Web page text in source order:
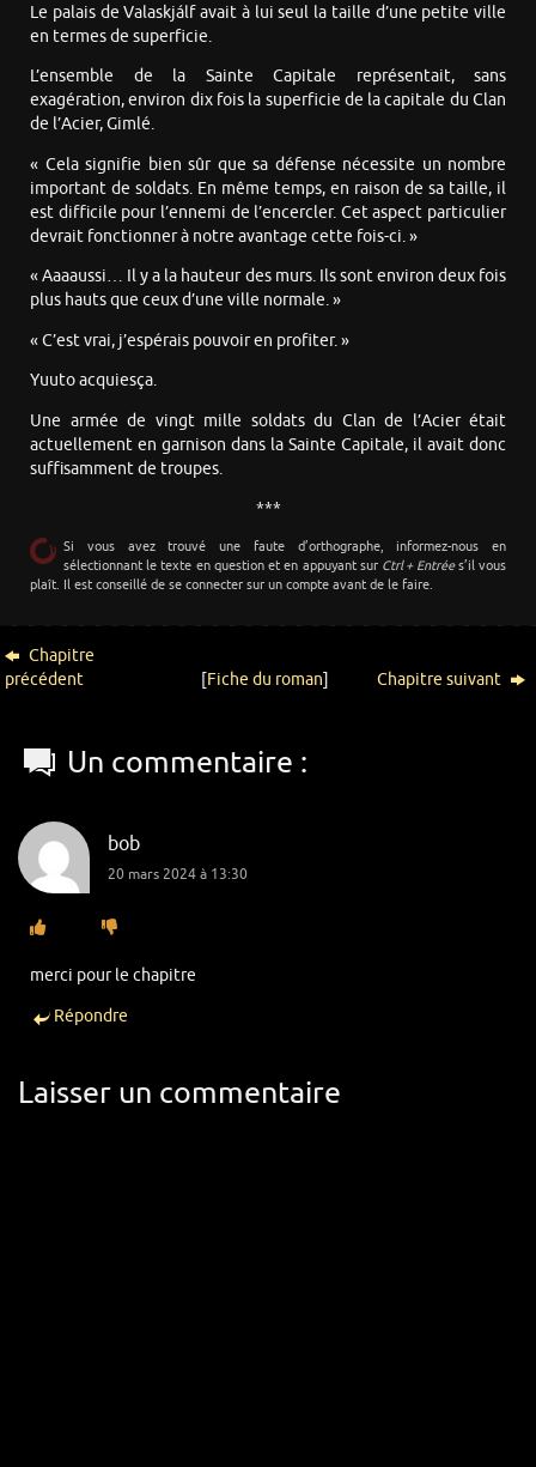
Le palais de Valaskjálf avait à lui seul la taille d’une petite ville
en termes de superficie.
L’ensemble de la Sainte Capitale représentait, sans
exagération, environ dix fois la superficie de la capitale du Clan
de l’Acier, Gimlé.
« Cela signifie bien sûr que sa défense nécessite un nombre
important de soldats. En même temps, en raison de sa taille, il
est difficile pour l’ennemi de l’encercler. Cet aspect particulier
devrait fonctionner à notre avantage cette fois-ci. »
« Aaaaussi… Il y a la hauteur des murs. Ils sont environ deux fois
plus hauts que ceux d’une ville normale. »
« C’est vrai, j’espérais pouvoir en profiter. »
Yuuto acquiesça.
Une armée de vingt mille soldats du Clan de l’Acier était
actuellement en garnison dans la Sainte Capitale, il avait donc
suffisamment de troupes.
***
Si vous avez trouvé une faute d’orthographe, informez-nous en
sélectionnant le texte en question et en appuyant sur Ctrl + Entrées’il vous
plaît. Il est conseillé de se connecter sur un compte avant de le faire.
Chapitre
précédent
Fiche du roman Chapitre suivant
Un commentaire :
bob
20 mars 2024 à 13:30
merci pour le chapitre
Répondre
Laisser un commentaire